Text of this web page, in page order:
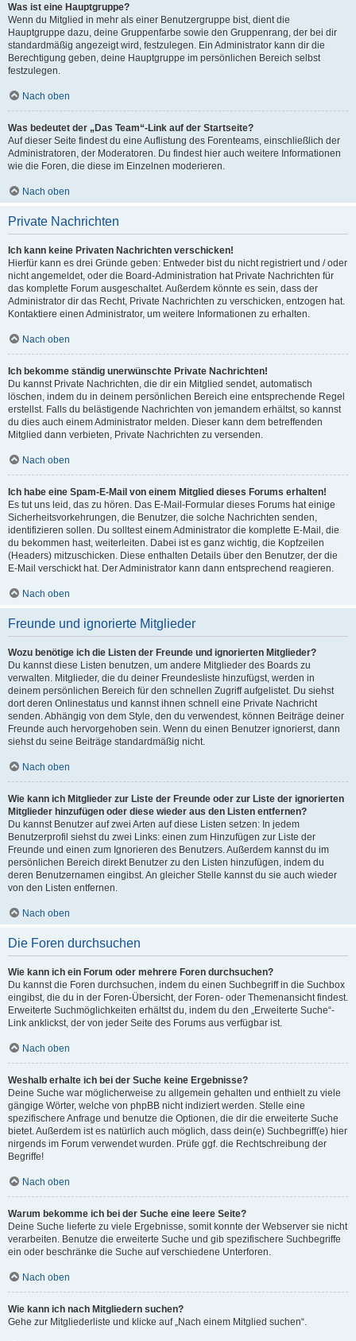
Was ist eine Hauptgruppe?
Wenn du Mitglied in mehr als einer Benutzergruppe bist, dient die
Hauptgruppe dazu, deine Gruppenfarbe sowie den Gruppenrang, der bei dir
standardmäßig angezeigt wird, festzulegen. Ein Administrator kann dir die
Berechtigung geben, deine Hauptgruppe im persönlichen Bereich selbst
festzulegen.
Nach oben
Was bedeutet der „Das Team“-Link auf der Startseite?
Auf dieser Seite findest du eine Auflistung des Forenteams, einschließlich der
Administratoren, der Moderatoren. Du findest hier auch weitere Informationen
wie die Foren, die diese im Einzelnen moderieren.
Nach oben
Private Nachrichten
Ich kann keine Privaten Nachrichten verschicken!
Hierfür kann es drei Gründe geben: Entweder bist du nicht registriert und / oder
nicht angemeldet, oder die Board-Administration hat Private Nachrichten für
das komplette Forum ausgeschaltet. Außerdem könnte es sein, dass der
Administrator dir das Recht, Private Nachrichten zu verschicken, entzogen hat.
Kontaktiere einen Administrator, um weitere Informationen zu erhalten.
Nach oben
Ich bekomme ständig unerwünschte Private Nachrichten!
Du kannst Private Nachrichten, die dir ein Mitglied sendet, automatisch
löschen, indem du in deinem persönlichen Bereich eine entsprechende Regel
erstellst. Falls du belästigende Nachrichten von jemandem erhältst, so kannst
du dies auch einem Administrator melden. Dieser kann dem betreffenden
Mitglied dann verbieten, Private Nachrichten zu versenden.
Nach oben
Ich habe eine Spam-E-Mail von einem Mitglied dieses Forums erhalten!
Es tut uns leid, das zu hören. Das E-Mail-Formular dieses Forums hat einige
Sicherheitsvorkehrungen, die Benutzer, die solche Nachrichten senden,
identifizieren sollen. Du solltest einem Administrator die komplette E-Mail, die
du bekommen hast, weiterleiten. Dabei ist es ganz wichtig, die Kopfzeilen
(Headers) mitzuschicken. Diese enthalten Details über den Benutzer, der die
E-Mail verschickt hat. Der Administrator kann dann entsprechend reagieren.
Nach oben
Freunde und ignorierte Mitglieder
Wozu benötige ich die Listen der Freunde und ignorierten Mitglieder?
Du kannst diese Listen benutzen, um andere Mitglieder des Boards zu
verwalten. Mitglieder, die du deiner Freundesliste hinzufügst, werden in
deinem persönlichen Bereich für den schnellen Zugriff aufgelistet. Du siehst
dort deren Onlinestatus und kannst ihnen schnell eine Private Nachricht
senden. Abhängig von dem Style, den du verwendest, können Beiträge deiner
Freunde auch hervorgehoben sein. Wenn du einen Benutzer ignorierst, dann
siehst du seine Beiträge standardmäßig nicht.
Nach oben
Wie kann ich Mitglieder zur Liste der Freunde oder zur Liste der ignorierten
Mitglieder hinzufügen oder diese wieder aus den Listen entfernen?
Du kannst Benutzer auf zwei Arten auf diese Listen setzen: In jedem
Benutzerprofil siehst du zwei Links: einen zum Hinzufügen zur Liste der
Freunde und einen zum Ignorieren des Benutzers. Außerdem kannst du im
persönlichen Bereich direkt Benutzer zu den Listen hinzufügen, indem du
deren Benutzernamen eingibst. An gleicher Stelle kannst du sie auch wieder
von den Listen entfernen.
Nach oben
Die Foren durchsuchen
Wie kann ich ein Forum oder mehrere Foren durchsuchen?
Du kannst die Foren durchsuchen, indem du einen Suchbegriff in die Suchbox
eingibst, die du in der Foren-Übersicht, der Foren- oder Themenansicht findest.
Erweiterte Suchmöglichkeiten erhältst du, indem du den „Erweiterte Suche“-
Link anklickst, der von jeder Seite des Forums aus verfügbar ist.
Nach oben
Weshalb erhalte ich bei der Suche keine Ergebnisse?
Deine Suche war möglicherweise zu allgemein gehalten und enthielt zu viele
gängige Wörter, welche von phpBB nicht indiziert werden. Stelle eine
spezifischere Anfrage und benutze die Optionen, die dir die erweiterte Suche
bietet. Außerdem ist es natürlich auch möglich, dass dein(e) Suchbegriff(e) hier
nirgends im Forum verwendet wurden. Prüfe ggf. die Rechtschreibung der
Begriffe!
Nach oben
Warum bekomme ich bei der Suche eine leere Seite?
Deine Suche lieferte zu viele Ergebnisse, somit konnte der Webserver sie nicht
verarbeiten. Benutze die erweiterte Suche und gib spezifischere Suchbegriffe
ein oder beschränke die Suche auf verschiedene Unterforen.
Nach oben
Wie kann ich nach Mitgliedern suchen?
Gehe zur Mitgliederliste und klicke auf „Nach einem Mitglied suchen“.